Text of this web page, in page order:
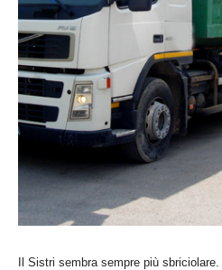
Il Sistri sembra sempre più sbriciolare.